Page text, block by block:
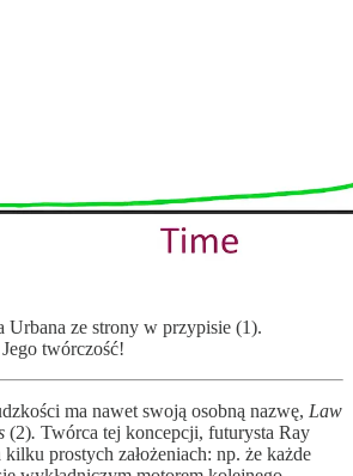
Urbana ze strony w przypisie (1).
twórczość!
ma nawet swoją osobną nazwę, Law
(2). Twórca tej koncepcji, futurysta Ray
prostych założeniach: np. że każde